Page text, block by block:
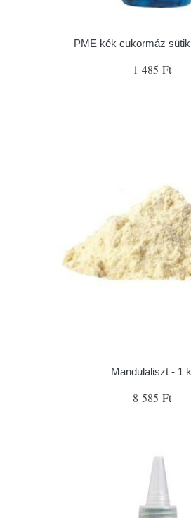
PME kék cukormáz
1 485 Ft
Mandulaliszt - 1
8 585 Ft